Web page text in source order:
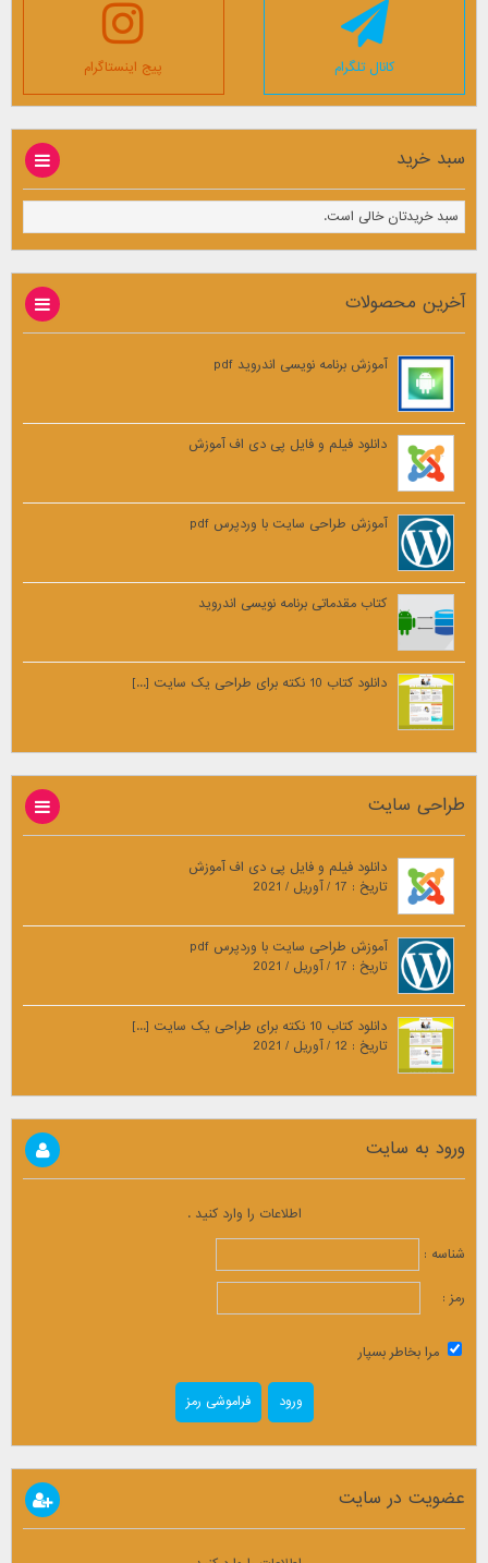
کانال تلگرام پیج اینستاگرام
سبد خرید
سبد خریدتان خالی است.
آخرین محصولات
آموزش برنامه نویسی اندروید pdf
دانلود فیلم و فایل پی دی اف آموزش
آموزش طراحی سایت با وردپرس pdf
کتاب مقدماتی برنامه نویسی اندروید
دانلود کتاب 10 نکته برای طراحی یک سایت [...]
طراحی سایت
دانلود فیلم و فایل پی دی اف آموزش
تاریخ : 17 / آوریل / 2021
آموزش طراحی سایت با وردپرس pdf
تاریخ : 17 / آوریل / 2021
دانلود کتاب 10 نکته برای طراحی یک سایت [...]
تاریخ : 12 / آوریل / 2021
ورود به سایت
اطلاعات را وارد کنید .
شناسه :
رمز :
مرا بخاطر بسپار
فراموشی رمز
عضویت در سایت